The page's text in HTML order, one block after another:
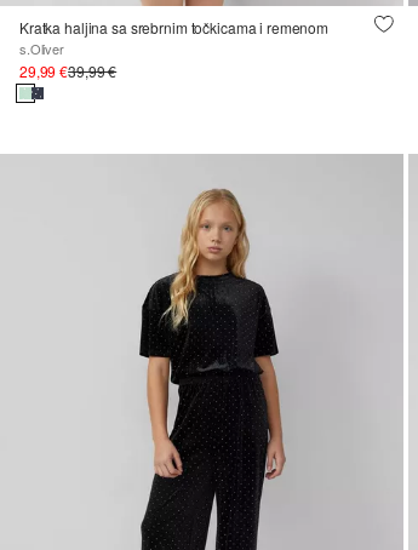
Kratka haljina sa srebrnim točkicama i remenom
s.Oliver
29,99 €39,99 €